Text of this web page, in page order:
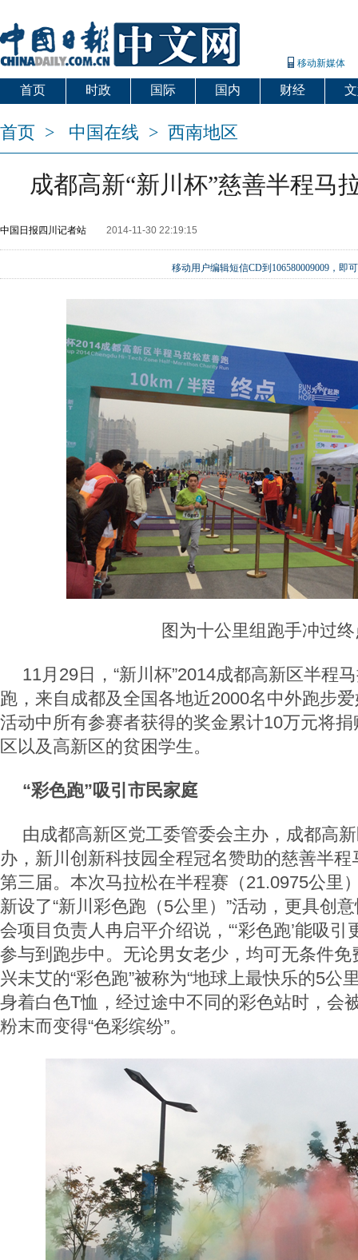
移动新媒体
首页 时政 国际 国内 财经
首页 > 中国在线 > 西南地区
成都高新“新川杯”慈善半程马
中国日报四川记者站 2014-11-30 22:19:15
移动用户编辑短信CD到106580009009，即
图为十公里组跑手冲过
11月29日，“新川杯”2014成都高新区半程
跑，来自成都及全国各地近2000名中外跑步
活动中所有参赛者获得的奖金累计10万元将
区以及高新区的贫困学生。
“彩色跑”吸引市民家庭
由成都高新区党工委管委会主办，成都高
办，新川创新科技园全程冠名赞助的慈善半
第三届。本次马拉松在半程赛（21.0975公里
新设了“新川彩色跑（5公里）”活动，更具创
会项目负责人冉启平介绍说，“‘彩色跑’能吸
参与到跑步中。无论男女老少，均可无条件免
兴未艾的“彩色跑”被称为“地球上最快乐的5公
身着白色T恤，经过途中不同的彩色站时，会
粉末而变得“色彩缤纷”。